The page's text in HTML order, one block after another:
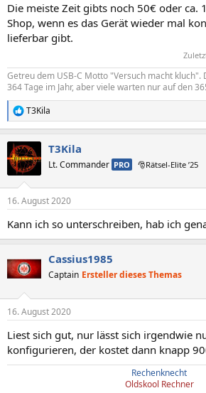
Die meiste Zeit gibts noch 50€ oder ca.
Shop, wenn es das Gerät wieder mal
lieferbar gibt.
Getreu dem USB-C Motto "Versuch macht kluch".
364 Tage im Jahr, aber viele warten nur auf den
R
e
k
t
i
e
:
T3Kila
T3Kila
Lt. Commander PRO 🎅Rätsel-Elite ’25
16. August 2020
Kann ich so unterschreiben, hab ich
Cassius1985
Captain Ersteller dieses Themas
16. August 2020
Liest sich gut, nur lässt sich irgendwie
konfigurieren, der kostet dann knapp
Rechenknecht
Oldskool Rechner